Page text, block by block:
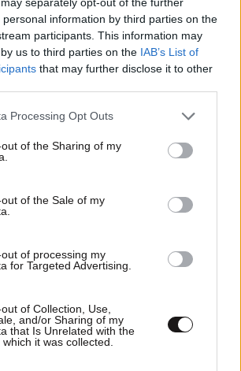
information by third parties on the
participants. This information may
us to third parties on the IAB’s List of
that may further disclose it to other
website/app uses one or more Google
visit or usage behaviour. You may click to
to Google and its third-party tags to
specified purposes in below Google
Processing Opt Outs
of the Sharing of my
of the Sale of my
of processing my
for Targeted Advertising.
of Collection, Use,
and/or Sharing of my
that Is Unrelated with the
it was collected.
21·01·2015 13:35
πρόβλημα με το πρώτο όμως
ποιο είναι; Για να γυρίσεις και να
Δύο χρόνια λοιπόν θα είσαι
και καταθέσεις, δεν θα έχεις
συναλλαγές (μόνο με τουρισμό κάτι
αλλά θα έχεις τόσα
στο νόμισμα σου ,που θα
λένε ψέματα και οι του Συριζα,
θα δεχτούν οι άλλοι να αφήσουν
χαθεί μια γενιά σίγουρα έτσι. Κι αν
εντάξει, έχεις καιρό, αλλά η
κόρη μου με την εγγονουλα μου